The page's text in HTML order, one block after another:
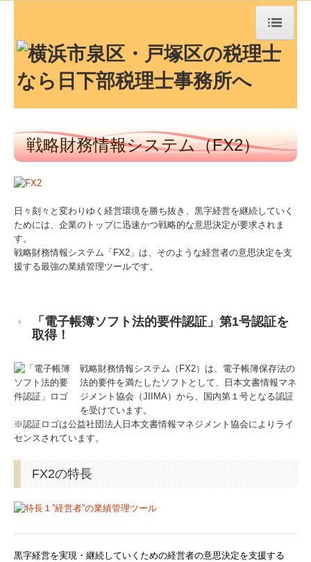
トップページ
社長メニューASP版
事務所紹介
交通案内
業務案内
セミナー案内
よくある質問
料金について
関連リンク
リンク集
戦略財務情報システム（FX2）
日々刻々と変わりゆく経営環境を勝ち抜き、黒字経営を継続していく
ためには、企業のトップに迅速かつ戦略的な意思決定が要求されま
す。
戦略財務情報システム「FX2」は、そのような経営者の意思決定を支
援する最強の業績管理ツールです。
「電子帳簿ソフト法的要件認証」第1号認証を
取得！
戦略財務情報システム（FX2）は、電子帳簿保存法の
法的要件を満たしたソフトとして、日本文書情報マネ
ジメント協会（JIIMA）から、国内第１号となる認証
を受けています。
※認証ロゴは公益社団法人日本文書情報マネジメント協会によりライ
センスされています。
FX2の特長
黒字経営を実現・継続していくための経営者の意思決定を支援する